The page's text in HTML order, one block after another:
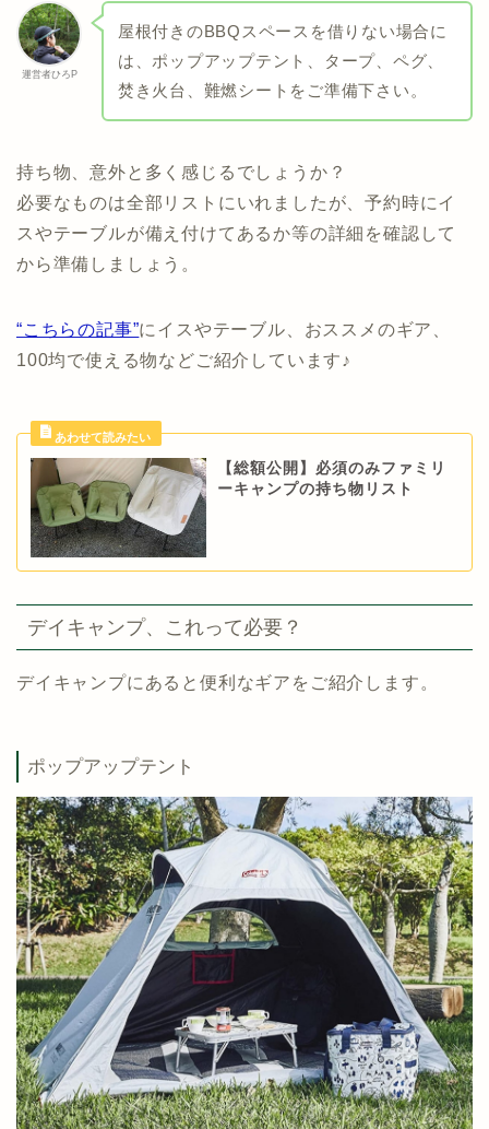
運営者ひろP
屋根付きのBBQスペースを借りない場合に
は、ポップアップテント、タープ、ペグ、
焚き火台、難燃シートをご準備下さい。
持ち物、意外と多く感じるでしょうか？
必要なものは全部リストにいれましたが、予約時にイ
スやテーブルが備え付けてあるか等の詳細を確認して
から準備しましょう。
“こちらの記事”にイスやテーブル、おススメのギア、
100均で使える物などご紹介しています♪
【総額公開】必須のみファミリ
ーキャンプの持ち物リスト
デイキャンプ、これって必要？
デイキャンプにあると便利なギアをご紹介します。
ポップアップテント